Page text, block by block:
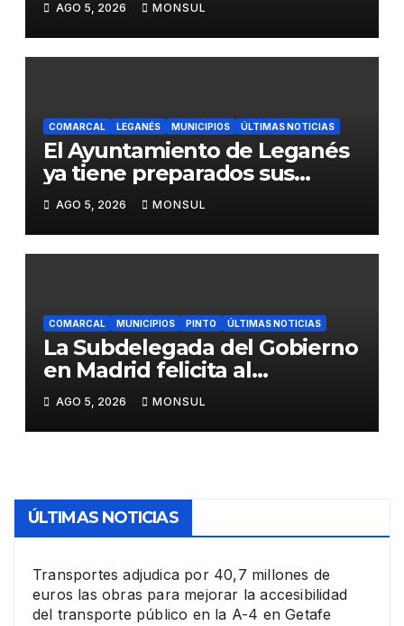
del transporte público en la
A-4 en Getafe
AGO 5, 2026 MONSUL
COMARCAL LEGANÉS MUNICIPIOS ÚLTIMAS NOTICIAS
El Ayuntamiento de Leganés
ya tiene preparados sus
dispositivos de seguridad y
de limpieza para las Fiestas
de Butarque
AGO 5, 2026 MONSUL
COMARCAL MUNICIPIOS PINTO ÚLTIMAS NOTICIAS
La Subdelegada del Gobierno
en Madrid felicita al
Ayuntamiento de Pinto por
su dispositivo de seguridad
en las Fiestas Patronales
AGO 5, 2026 MONSUL
ÚLTIMAS NOTICIAS
Transportes adjudica por 40,7 millones de
euros las obras para mejorar la accesibilidad
del transporte público en la A-4 en Getafe